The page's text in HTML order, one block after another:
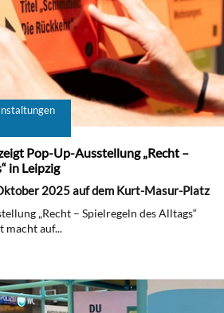
Pop-Up-Ausstellung „Recht –
in Leipzig
2025 auf dem Kurt-Masur-Platz
„Recht – Spielregeln des Alltags“
macht auf...